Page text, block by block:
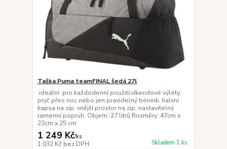
Taška Puma teamFINAL šedá 27l
ideální pro každodenní použití,víkendové výlety,
pryč přes noc nebo jen pravidelný trénink. halvní
kapsa na zip, vnější prostor na zip, nastavitelný
ramenní popruh, Objem: 27 litrů Rozměry: 47cm x
23cm x 25 cm
1 249 Kč/ks
1 032 Kč bez DPH Skladem 1 ks